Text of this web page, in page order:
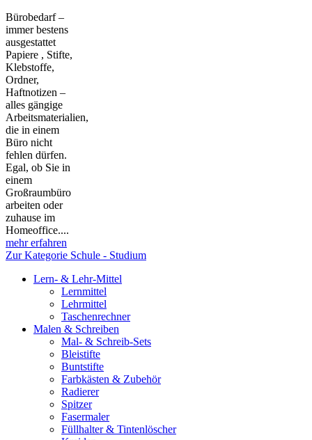
Bürobedarf –
immer bestens
ausgestattet
Papiere , Stifte,
Klebstoffe,
Ordner,
Haftnotizen –
alles gängige
Arbeitsmaterialien,
die in einem
Büro nicht
fehlen dürfen.
Egal, ob Sie in
einem
Großraumbüro
arbeiten oder
zuhause im
Homeoffice....
mehr erfahren
Zur Kategorie Schule - Studium
Lern- & Lehr-Mittel
Lernmittel
Lehrmittel
Taschenrechner
Malen & Schreiben
Mal- & Schreib-Sets
Bleistifte
Buntstifte
Farbkästen & Zubehör
Radierer
Spitzer
Fasermaler
Füllhalter & Tintenlöscher